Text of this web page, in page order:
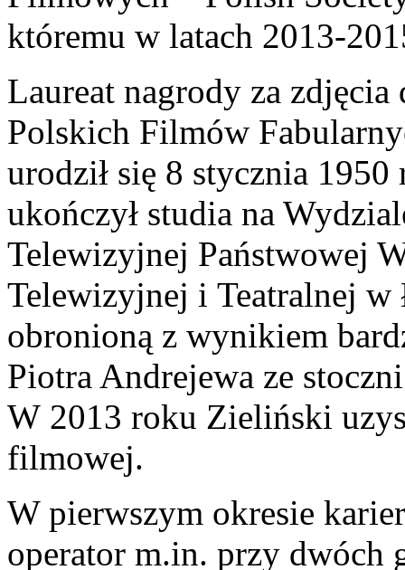
któremu w latach 2013-
Laureat nagrody za
Polskich Filmów
urodził się 8 stycznia
ukończył studia na
Telewizyjnej Państwowej
Telewizyjnej i Teatralnej w
obronioną z wynikiem
Piotra Andrejewa ze
W 2013 roku Zieliński
filmowej.
W pierwszym okresie
operator m.in. przy dwóch